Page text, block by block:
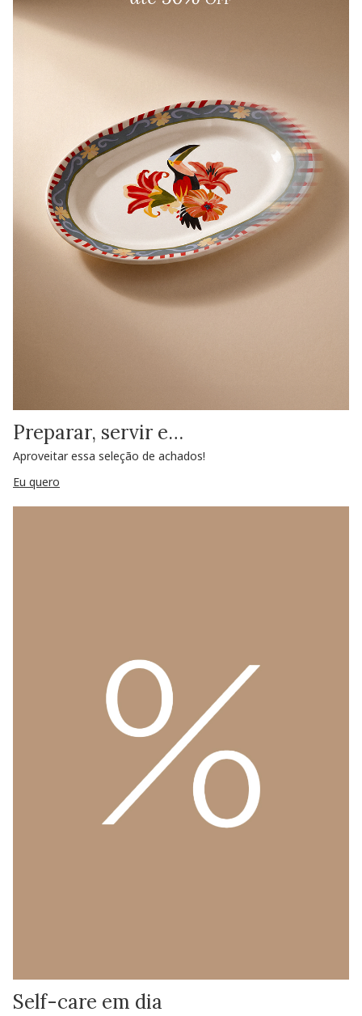
Preparar, servir e…
Aproveitar essa seleção de achados!
Eu quero
Self-care em dia